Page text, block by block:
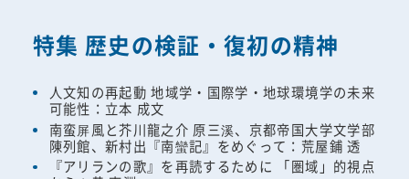
特集 歴史の検証・復初の精神
人文知の再起動 地域学・国際学・地球環境学の未来
可能性：立本 成文
南蛮屏風と芥川龍之介 原三溪、京都帝国大学文学部
陳列館、新村出『南蠻記』をめぐって：荒屋鋪 透
『アリランの歌』を再読するために 「圏域」的視点